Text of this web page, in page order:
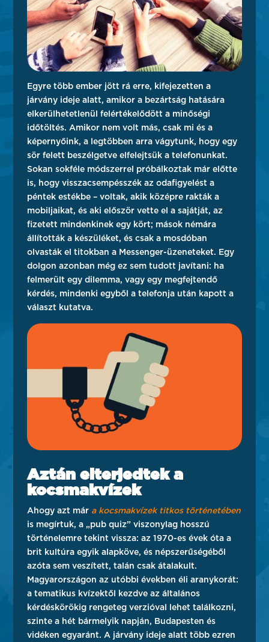
Egyre több ember jött rá erre, kifejezetten a
járvány ideje alatt, amikor a bezártság hatására
elkerülhetetlenül felértékelődött a minőségi
időtöltés. Amikor nem volt más, csak mi és a
képernyőink, a legtöbben arra vágytunk, hogy egy
sör felett beszélgetve elfelejtsük a telefonunkat.
Sokan sokféle módszerrel próbálkoztak már előtte
is, hogy visszacsempésszék az odafigyelést a
péntek estékbe – voltak, akik középre rakták a
mobiljaikat, és aki először vette el a sajátját, az
fizetett mindenkinek egy kört; mások némára
állították a készüléket, és csak a mosdóban
olvasták el titokban a Messenger-üzeneteket. Egy
dolgon azonban még ez sem tudott javítani: ha
felmerült egy dilemma, vagy egy megfejtendő
kérdés, mindenki egyből a telefonja után kapott a
választ kutatva.
Aztán elterjedtek a
kocsmakvízek
Ahogy azt már a kocsmakvízek titkos történetében
is megírtuk, a „pub quiz” viszonylag hosszú
történelemre tekint vissza: az 1970-es évek óta a
brit kultúra egyik alapköve, és népszerűségéből
azóta sem veszített, talán csak átalakult.
Magyarországon az utóbbi években éli aranykorát:
a tematikus kvízektől kezdve az általános
kérdéskörökig rengeteg verzióval lehet találkozni,
szinte a hét bármelyik napján, Budapesten és
vidéken egyaránt. A járvány ideje alatt több ezren